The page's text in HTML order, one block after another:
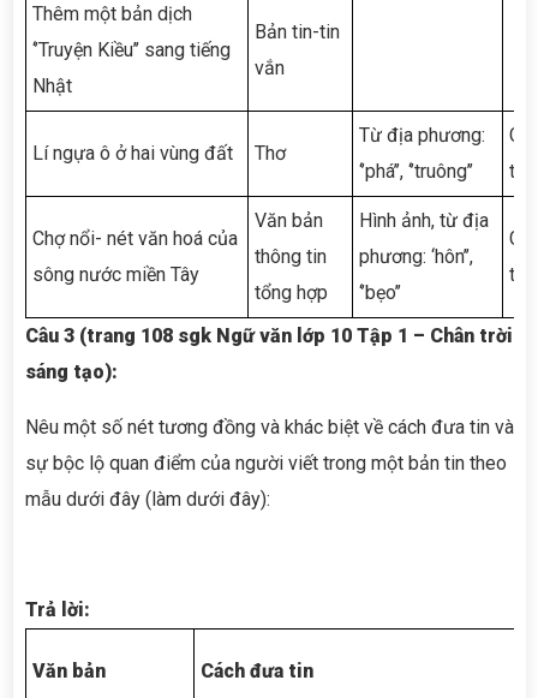
Thêm một bản dịch
‘’Truyện Kiều’’ sang tiếng
Nhật
Bản tin-tin
vắn
Lí ngựa ô ở hai vùng đất Thơ
Từ địa phương:
‘’phá’’, ‘’truông’’
Chợ nổi- nét văn hoá của
sông nước miền Tây
Văn bản
thông tin
tổng hợp
Hình ảnh, từ địa
phương: ‘hôn’’,
‘’bẹo’’
Câu 3 (trang 108 sgk Ngữ văn lớp 10 Tập 1 – Chân trời
sáng tạo):
Nêu một số nét tương đồng và khác biệt về cách đưa tin và
sự bộc lộ quan điểm của người viết trong một bản tin theo
mẫu dưới đây (làm dưới đây):
Trả lời:
Văn bản Cách đưa tin